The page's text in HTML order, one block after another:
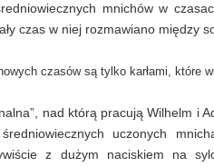
mnichów w
czas w niej rozmawiano między
czasów są tylko karłami, które
nad którą pracują Wilhelm i
uczonych
z dużym naciskiem na